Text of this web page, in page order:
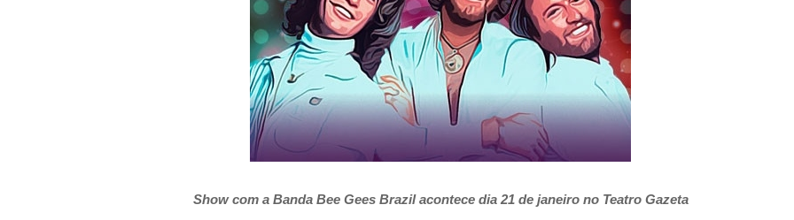
Show com a Banda Bee Gees Brazil acontece dia 21 de janeiro no Teatro Gazeta